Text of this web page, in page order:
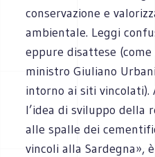
conservazione e
ambientale. Leggi
eppure disattese
ministro Giuliano
intorno ai siti vincolati).
l’idea di sviluppo della
alle spalle dei
vincoli alla Sardegna»,